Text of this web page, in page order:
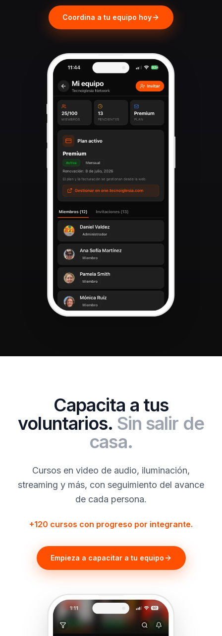
Coordina a tu equipo hoy
Capacita a tus
voluntarios. Sin salir de
casa.
Cursos en video de audio, iluminación,
streaming y más, con seguimiento del avance
de cada persona.
+120 cursos con progreso por integrante.
Empieza a capacitar a tu equipo